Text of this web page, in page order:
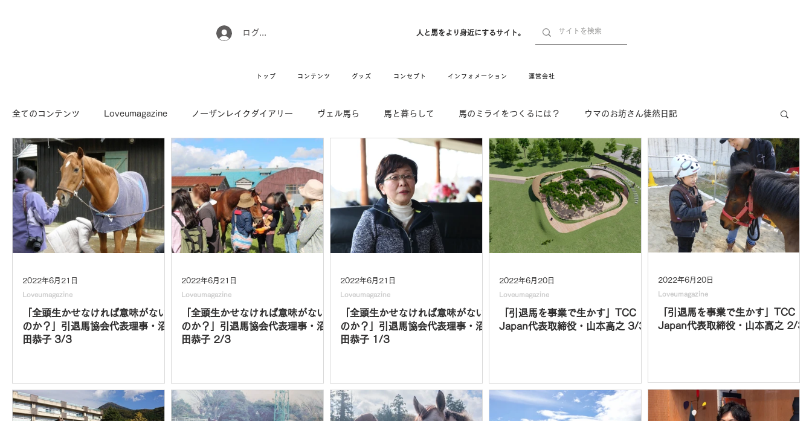
ログイン 人と馬をより身近にするサイト。
トップ コンテンツ グッズ コンセプト インフォメーション 運営会社
全てのコンテンツ Loveumagazine ノーザンレイクダイアリー ヴェル馬ら 馬と暮らして 馬のミライをつくるには？ ウマのお坊さん徒然日記
馬でUMAなアトリエ 愛情MAX! ルミノックス RIDE & HUG withuma. 引退馬コレクション インフォメーション Movie New
Long Hit
「全頭生かせなければ意味がない
のか？」引退馬協会代表理事・沼
田恭子 3/3
Loveumagazine
2022年6月21日
「全頭生かせなければ意味がない
のか？」引退馬協会代表理事・沼
田恭子 2/3
Loveumagazine
2022年6月21日
「全頭生かせなければ意味がない
のか？」引退馬協会代表理事・沼
田恭子 1/3
Loveumagazine
2022年6月21日
「引退馬を事業で生かす」TCC
Japan代表取締役・山本高之 3/3
Loveumagazine
2022年6月20日
「引退馬を事業で生かす」TCC
Japan代表取締役・山本高之 2/3
Loveumagazine
2022年6月20日